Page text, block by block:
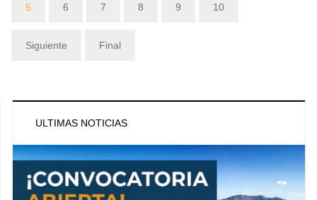
5 6 7 8 9 10
Siguiente Final
ULTIMAS NOTICIAS